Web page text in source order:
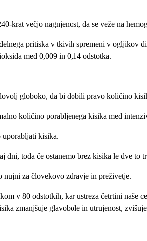
krat večjo nagnjenost, da se veže na
pritiska v tkivih spremeni v ogljikov
med 0,009 in 0,14 odstotka.
globoko, da bi dobili pravo količino
količino porabljenega kisika med
uporabljati kisika.
toda če ostanemo brez kisika le dve to
nujni za človekovo zdravje in preživetje.
v 80 odstotkih, kar ustreza četrtini
zmanjšuje glavobole in utrujenost,